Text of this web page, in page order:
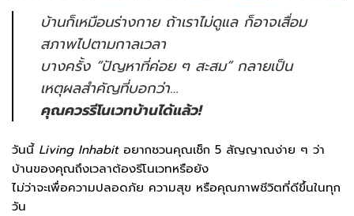
บ้านก็เหมือนร่างกาย ถ้าเราไม่ดูแล ก็อาจเสื่อม
สภาพไปตามกาลเวลา
บางครั้ง “ปัญหาที่ค่อย ๆ สะสม” กลายเป็น
เหตุผลสำคัญที่บอกว่า…
คุณควรรีโนเวทบ้านได้แล้ว!
วันนี้ Living Inhabitอยากชวนคุณเช็ก 5 สัญญาณง่าย ๆ ว่า
บ้านของคุณถึงเวลาต้องรีโนเวทหรือยัง
ไม่ว่าจะเพื่อความปลอดภัย ความสุข หรือคุณภาพชีวิตที่ดีขึ้นในทุก
วัน